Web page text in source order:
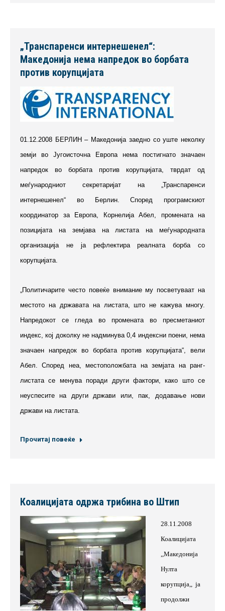
„Транспаренси интернешенел“:
Македонија нема напредок во борбата
против корупцијата
01.12.2008 БЕРЛИН – Македонија заедно со уште неколку
земји во Југоисточна Европа нема постигнато значаен
напредок во борбата против корупцијата, тврдат од
меѓународниот секретаријат на „Транспаренси
интернешенел“ во Берлин. Според програмскиот
координатор за Европа, Корнелија Абел, промената на
позицијата на земјава на листата на меѓународната
организација не ја рефлектира реалната борба со
корупцијата.
„Политичарите често повеќе внимание му посветуваат на
местото на државата на листата, што не кажува многу.
Напредокот се гледа во промената во пресметаниот
индекс, кој доколку не надминува 0,4 индексни поени, нема
значаен напредок во борбата против корупцијата“, вели
Абел. Според неа, местоположбата на земјата на ранг-
листата се менува поради други фактори, како што се
неуспесите на други држави или, пак, додавање нови
држави на листата.
Прочитај повеќе
Коалицијата одржа трибина во Штип
28.11.2008
Коалицијата
,,Македонија
Нулта
корупција,, ја
продолжи